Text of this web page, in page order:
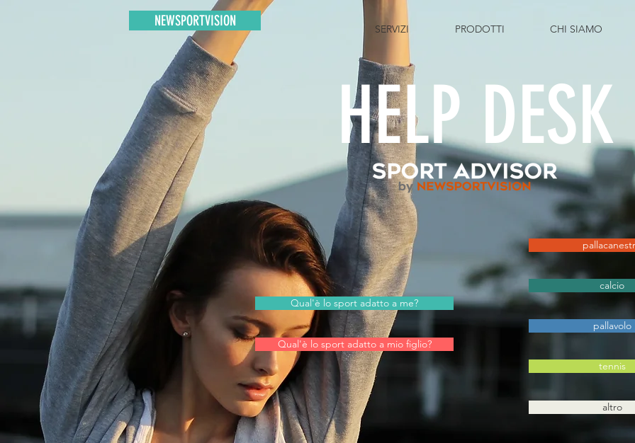
NEWSPORTVISION SERVIZI PRODOTTI CHI SIAMO
HELP DESK
Qual'è lo sport adatto a me?
Qual'è lo sport adatto a mio figlio?
calcio
pallavolo
tennis
altro